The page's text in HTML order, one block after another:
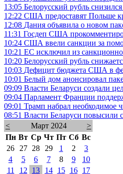
13:05 Белорусский рубль
12:22 США предоставят Польше
12:08 Дания объявила о новом
11:31 Госдеп США
10:24 США ввели санкции за
10:21 ЕС исключил из
10:20 Белорусский рубль
10:03 Дефицит бюджета США в
10:01 Белый дом анонсировал
09:09 Власти Беларуси создали
09:04 Парламент Франции
09:01 Трамп набрал необходимое
08:51 Власти Беларуси повысили
<
Март 2024
>
Пн Вт Ср Чт Пт Сб Вс
26
27 28 29 1 2
3
4
5 6 7 8 9
10
11
12 13 14 15 16 17